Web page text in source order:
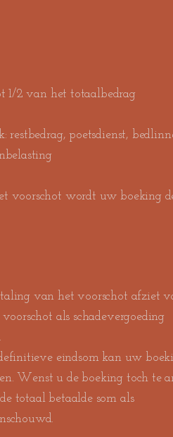
1/2 van het totaalbedrag
restbedrag, poetsdienst,
voorschot wordt uw boeking
van het voorschot afziet
als schadevergoeding
eindsom kan uw
Wenst u de boeking toch te
totaal betaalde som als